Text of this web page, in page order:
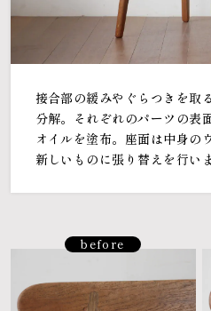
接合部の緩みやぐらつきを取
分解。それぞれのパーツの表
オイルを塗布。座面は中身の
新しいものに張り替えを行い
before